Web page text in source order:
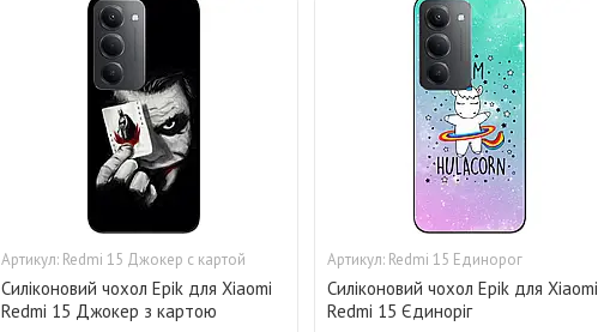
Redmi 15 Джокер с картой
Силіконовий чохол Epik для Xiaomi
Redmi 15 Джокер з картою
Redmi 15 Единорог
Силіконовий чохол Epik для Xiaomi
Redmi 15 Єдиноріг